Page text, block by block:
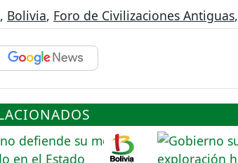
, Bolivia, Foro de Civilizaciones Antiguas,